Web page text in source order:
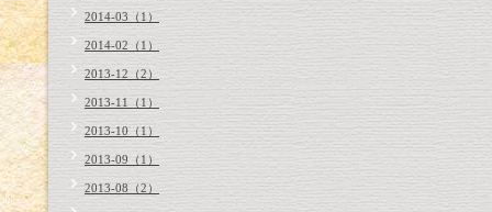
2014-03（1）
2014-02（1）
2013-12（2）
2013-11（1）
2013-10（1）
2013-09（1）
2013-08（2）